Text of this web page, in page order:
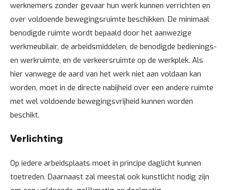
r
a
i
s
d
v
e
s
l
c
a
t
werknemers zonder gevaar hun werk kunnen verrichten en
over voldoende bewegingsruimte beschikken. De minimaal
benodigde ruimte wordt bepaald door het aanwezige
werkmeubilair, de arbeidsmiddelen, de benodigde bedienings-
en werkruimte, en de verkeersruimte op de werkplek. Als
hier vanwege de aard van het werk niet aan voldaan kan
worden, moet in de directe nabijheid over een andere ruimte
met wel voldoende bewegingsvrijheid kunnen worden
beschikt.
Verlichting
Op iedere arbeidsplaats moet in principe daglicht kunnen
toetreden. Daarnaast zal meestal ook kunstlicht nodig zijn